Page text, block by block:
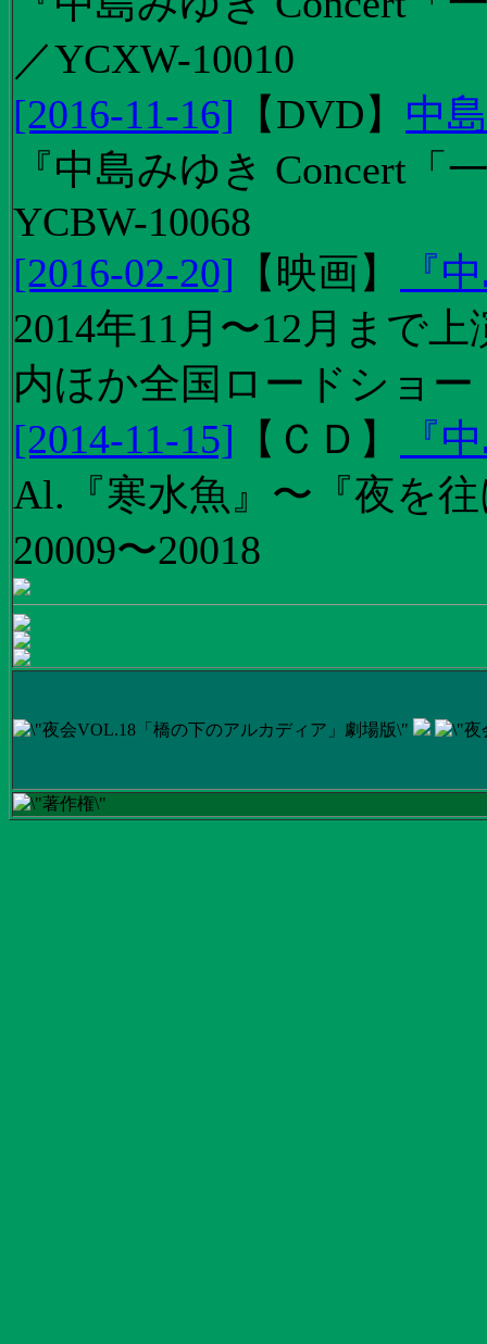
／YCXW-10010
[2016-11-16] 【DVD】 中
『中島みゆき Concert
YCBW-10068
[2016-02-20] 【 映画】
『
2014年11月〜12月まで
内ほか全国ロードショー
[2014-11-15] 【 ＣＤ 】
『
Al.『寒水魚』〜『夜を
20009〜20018